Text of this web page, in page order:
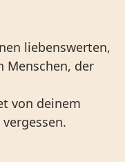
liebenswerten,
Menschen, der
von deinem